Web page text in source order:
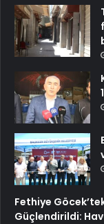
Fethiye
Güçlendirildi: